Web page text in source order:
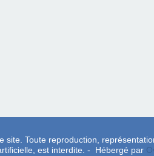
Toute reproduction,
est interdite. - Hébergé par